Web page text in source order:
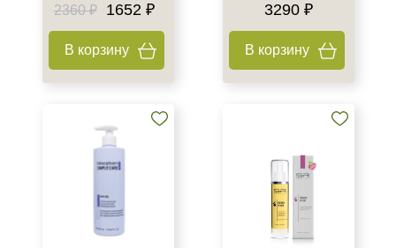
100 мл
150 мл
Показать еще
AHA-кислоты
Аминокислоты
2360 ₽
1652 ₽
В корзину
3290 ₽
В корзину